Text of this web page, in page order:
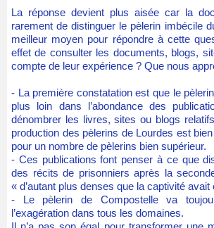
La réponse devient plus aisée car la documentation permet
rarement de distinguer le pèlerin imbécile
meilleur moyen pour répondre à cette
effet de consulter les documents, blogs,
compte de leur expérience ? Que nous
- La première constatation est que le
plus loin dans l’abondance des
dénombrer les livres, sites ou blogs
production des pèlerins de Lourdes est
pour un nombre de pèlerins bien supérieur.
- Ces publications font penser à ce que
des récits de prisonniers après la
« d’autant plus denses que la captivité avait
- Le pèlerin de Compostelle va
l’exagération dans tous les domaines.